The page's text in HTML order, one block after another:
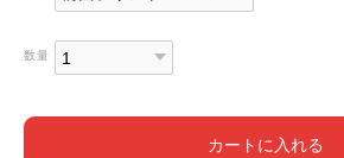
数量
カートに入れる